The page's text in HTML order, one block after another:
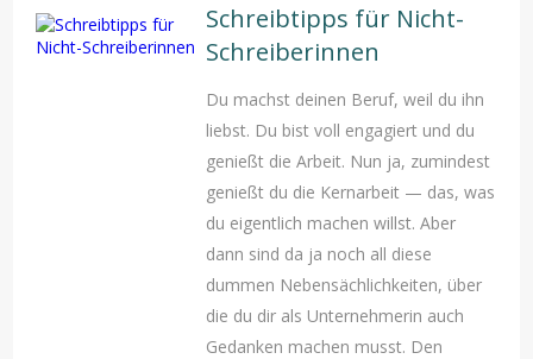
Schreibtipps für Nicht-
Schreiberinnen
Du machst deinen Beruf, weil du ihn
liebst. Du bist voll engagiert und du
genießt die Arbeit. Nun ja, zumindest
genießt du die Kernarbeit — das, was
du eigentlich machen willst. Aber
dann sind da ja noch all diese
dummen Nebensächlichkeiten, über
die du dir als Unternehmerin auch
Gedanken machen musst. Den